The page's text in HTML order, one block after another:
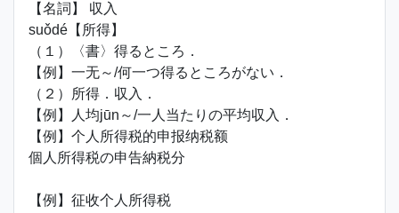
【名詞】 収入
suǒdé【所得】
（１）〈書〉得るところ．
【例】一无～/何一つ得るところがない．
（２）所得．収入．
【例】人均jūn～/一人当たりの平均収入．
【例】个人所得税的申报纳税额
個人所得税の申告納税分
【例】征收个人所得税